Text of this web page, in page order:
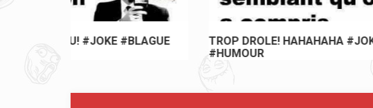
TROP DROLE! HAHAHAHA #JOKE #BLAGUE